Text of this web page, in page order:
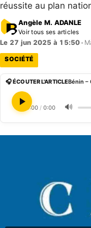
réussite au plan
Angèle M. ADANLE
Voir tous ses articles
Le 27 jun 2025 à 15:50•
SOCIÉTÉ
🎧 ÉCOUTER L'ARTICLE
0:00 / 0:00 🔊